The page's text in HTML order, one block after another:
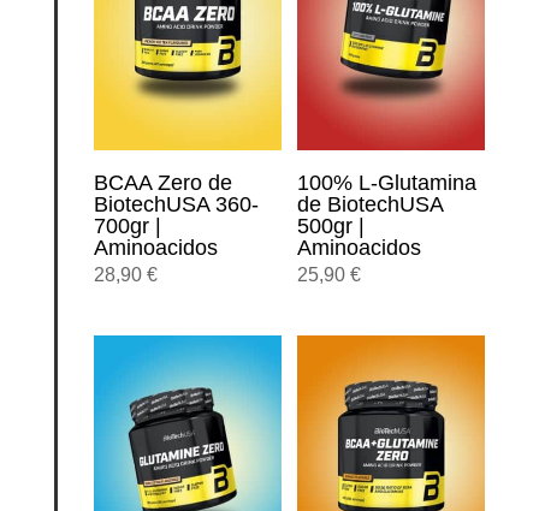
BCAA Zero de
BiotechUSA 360-
700gr |
Aminoacidos
28,90 €
100% L-Glutamina
de BiotechUSA
500gr |
Aminoacidos
25,90 €